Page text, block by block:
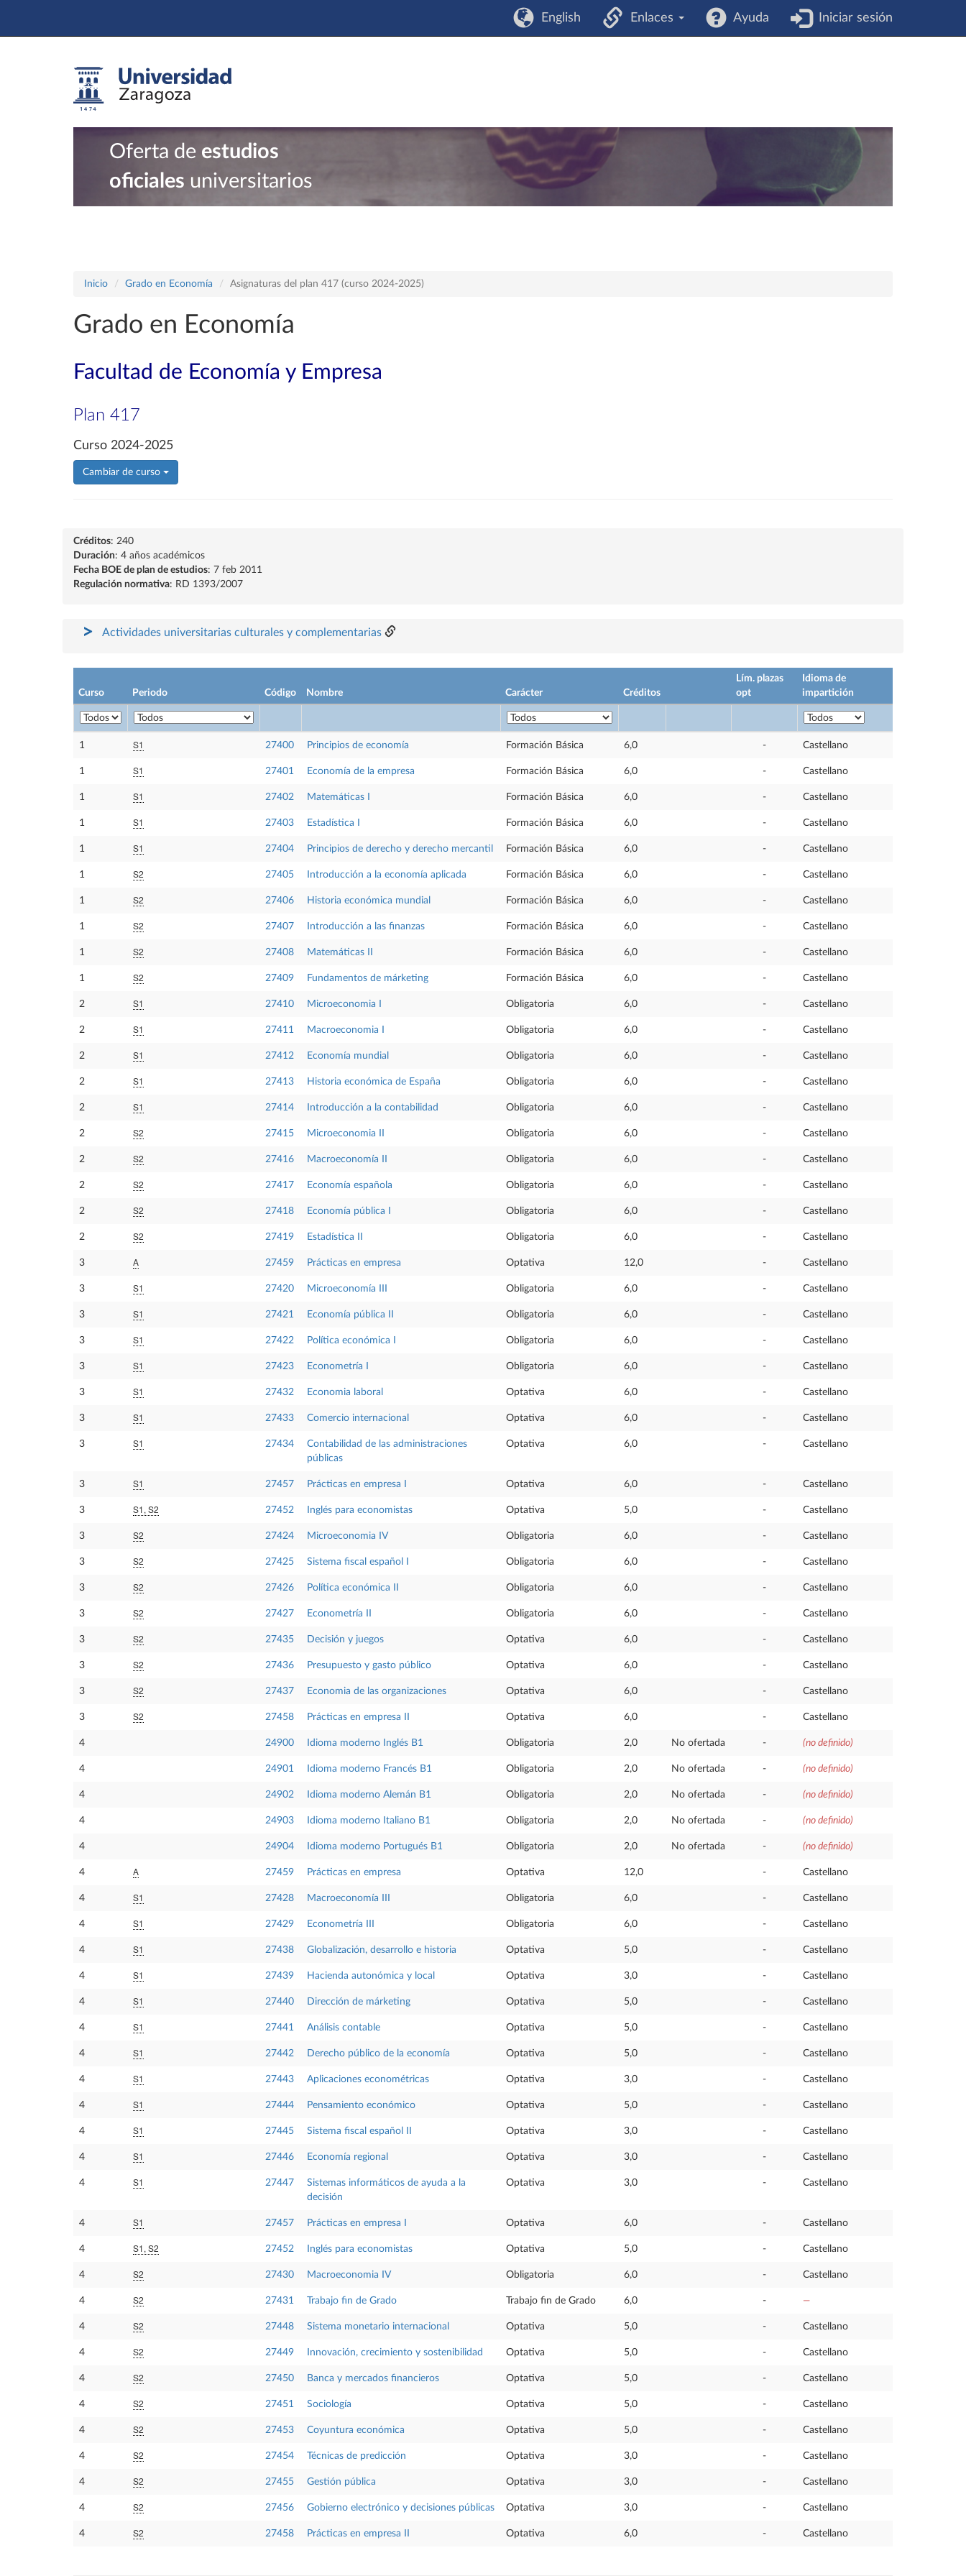
English Enlaces Ayuda Iniciar sesión
Oferta de estudios
oficiales universitarios
Inicio Grado en Economía Asignaturas del plan 417 (curso 2024-2025)
Grado en Economía
Facultad de Economía y Empresa
Plan 417
Curso 2024-2025
Cambiar de curso
Créditos: 240
Duración: 4 años académicos
Fecha BOE de plan de estudios: 7 feb 2011
Regulación normativa: RD 1393/2007
Actividades universitarias culturales y complementarias
Curso Periodo Código Nombre Carácter Créditos
Lím. plazas
opt
Idioma de
impartición
1 S1 27400 Principios de economía Formación Básica 6,0 - Castellano
1 S1 27401 Economía de la empresa Formación Básica 6,0 - Castellano
1 S1 27402 Matemáticas I Formación Básica 6,0 - Castellano
1 S1 27403 Estadística I Formación Básica 6,0 - Castellano
1 S1 27404 Principios de derecho y derecho mercantil Formación Básica 6,0 - Castellano
1 S2 27405 Introducción a la economía aplicada Formación Básica 6,0 - Castellano
1 S2 27406 Historia económica mundial Formación Básica 6,0 - Castellano
1 S2 27407 Introducción a las finanzas Formación Básica 6,0 - Castellano
1 S2 27408 Matemáticas II Formación Básica 6,0 - Castellano
1 S2 27409 Fundamentos de márketing Formación Básica 6,0 - Castellano
2 S1 27410 Microeconomia I Obligatoria 6,0 - Castellano
2 S1 27411 Macroeconomia I Obligatoria 6,0 - Castellano
2 S1 27412 Economía mundial Obligatoria 6,0 - Castellano
2 S1 27413 Historia económica de España Obligatoria 6,0 - Castellano
2 S1 27414 Introducción a la contabilidad Obligatoria 6,0 - Castellano
2 S2 27415 Microeconomia II Obligatoria 6,0 - Castellano
2 S2 27416 Macroeconomía II Obligatoria 6,0 - Castellano
2 S2 27417 Economía española Obligatoria 6,0 - Castellano
2 S2 27418 Economía pública I Obligatoria 6,0 - Castellano
2 S2 27419 Estadística II Obligatoria 6,0 - Castellano
3 A 27459 Prácticas en empresa Optativa 12,0 - Castellano
3 S1 27420 Microeconomía III Obligatoria 6,0 - Castellano
3 S1 27421 Economía pública II Obligatoria 6,0 - Castellano
3 S1 27422 Política económica I Obligatoria 6,0 - Castellano
3 S1 27423 Econometría I Obligatoria 6,0 - Castellano
3 S1 27432 Economia laboral Optativa 6,0 - Castellano
3 S1 27433 Comercio internacional Optativa 6,0 - Castellano
3 S1 27434
Contabilidad de las administraciones
públicas
Optativa 6,0 - Castellano
3 S1 27457 Prácticas en empresa I Optativa 6,0 - Castellano
3 S1, S2 27452 Inglés para economistas Optativa 5,0 - Castellano
3 S2 27424 Microeconomia IV Obligatoria 6,0 - Castellano
3 S2 27425 Sistema fiscal español I Obligatoria 6,0 - Castellano
3 S2 27426 Política económica II Obligatoria 6,0 - Castellano
3 S2 27427 Econometría II Obligatoria 6,0 - Castellano
3 S2 27435 Decisión y juegos Optativa 6,0 - Castellano
3 S2 27436 Presupuesto y gasto público Optativa 6,0 - Castellano
3 S2 27437 Economia de las organizaciones Optativa 6,0 - Castellano
3 S2 27458 Prácticas en empresa II Optativa 6,0 - Castellano
4 24900 Idioma moderno Inglés B1 Obligatoria 2,0 No ofertada - (no definido)
4 24901 Idioma moderno Francés B1 Obligatoria 2,0 No ofertada - (no definido)
4 24902 Idioma moderno Alemán B1 Obligatoria 2,0 No ofertada - (no definido)
4 24903 Idioma moderno Italiano B1 Obligatoria 2,0 No ofertada - (no definido)
4 24904 Idioma moderno Portugués B1 Obligatoria 2,0 No ofertada - (no definido)
4 A 27459 Prácticas en empresa Optativa 12,0 - Castellano
4 S1 27428 Macroeconomía III Obligatoria 6,0 - Castellano
4 S1 27429 Econometría III Obligatoria 6,0 - Castellano
4 S1 27438 Globalización, desarrollo e historia Optativa 5,0 - Castellano
4 S1 27439 Hacienda autonómica y local Optativa 3,0 - Castellano
4 S1 27440 Dirección de márketing Optativa 5,0 - Castellano
4 S1 27441 Análisis contable Optativa 5,0 - Castellano
4 S1 27442 Derecho público de la economía Optativa 5,0 - Castellano
4 S1 27443 Aplicaciones econométricas Optativa 3,0 - Castellano
4 S1 27444 Pensamiento económico Optativa 5,0 - Castellano
4 S1 27445 Sistema fiscal español II Optativa 3,0 - Castellano
4 S1 27446 Economía regional Optativa 3,0 - Castellano
4 S1 27447
Sistemas informáticos de ayuda a la
decisión
Optativa 3,0 - Castellano
4 S1 27457 Prácticas en empresa I Optativa 6,0 - Castellano
4 S1, S2 27452 Inglés para economistas Optativa 5,0 - Castellano
4 S2 27430 Macroeconomia IV Obligatoria 6,0 - Castellano
4 S2 27431 Trabajo fin de Grado Trabajo fin de Grado 6,0 - —
4 S2 27448 Sistema monetario internacional Optativa 5,0 - Castellano
4 S2 27449 Innovación, crecimiento y sostenibilidad Optativa 5,0 - Castellano
4 S2 27450 Banca y mercados financieros Optativa 5,0 - Castellano
4 S2 27451 Sociología Optativa 5,0 - Castellano
4 S2 27453 Coyuntura económica Optativa 5,0 - Castellano
4 S2 27454 Técnicas de predicción Optativa 3,0 - Castellano
4 S2 27455 Gestión pública Optativa 3,0 - Castellano
4 S2 27456 Gobierno electrónico y decisiones públicas Optativa 3,0 - Castellano
4 S2 27458 Prácticas en empresa II Optativa 6,0 - Castellano